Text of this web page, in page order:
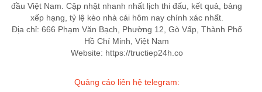
đầu Việt Nam. Cập nhật nhanh nhất lịch thi đấu, kết quả, bảng
xếp hạng, tỷ lệ kèo nhà cái hôm nay chính xác nhất.
Địa chỉ: 666 Phạm Văn Bạch, Phường 12, Gò Vấp, Thành Phố
Hồ Chí Minh, Việt Nam
Website: https://tructiep24h.co
Quảng cáo liên hệ telegram: